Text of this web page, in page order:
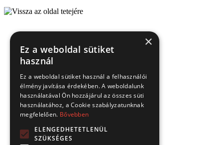
×
Ez a weboldal sütiket
használ
Ez a weboldal sütiket használ a felhasználói
élmény javítása érdekében. A weboldalunk
használatával Ön hozzájárul az összes süti
használatához, a Cookie szabályzatunknak
megfelelően. Bővebben
ELENGEDHETETLENÜL
SZÜKSÉGES